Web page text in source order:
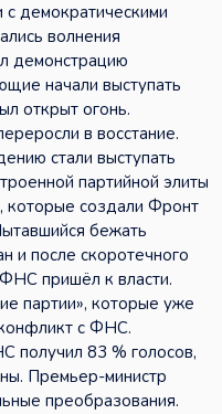
демократическими
волнения
демонстрацию
начали выступать
открыт огонь.
в восстание.
стали выступать
партийной элиты
которые создали Фронт
бежать
и после скоротечного
пришёл к власти.
партии», которые уже
с ФНС.
получил 83 % голосов,
Премьер-министр
преобразования.